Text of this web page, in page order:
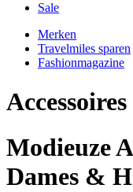
Sale
Merken
Travelmiles sparen
Fashionmagazine
Accessoires
Modieuze
Dames &